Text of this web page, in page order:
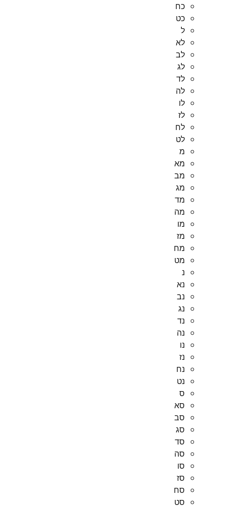
כח
כט
ל
לא
לב
לג
לד
לה
לו
לז
לח
לט
מ
מא
מב
מג
מד
מה
מו
מז
מח
מט
נ
נא
נב
נג
נד
נה
נו
נז
נח
נט
ס
סא
סב
סג
סד
סה
סו
סז
סח
סט